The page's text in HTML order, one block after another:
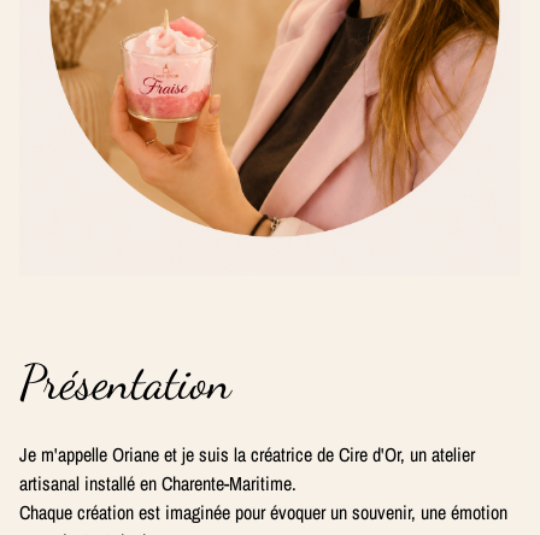
Présentation
Je m'appelle Oriane et je suis la créatrice de Cire d'Or, un atelier
artisanal installé en Charente-Maritime.
Chaque création est imaginée pour évoquer un souvenir, une émotion